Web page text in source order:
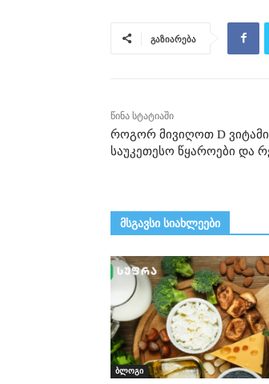
გაზიარება
წინა სტატიაში
როგორ მივიღოთ D
საუკეთესო წყაროები და
მსგავსი სიახლეები
ბლოგი